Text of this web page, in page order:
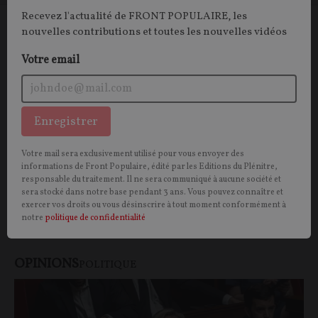
Le monde tel qu'il va… ou pas ! – la revue
de presse de Michel Onfray (#202)
Michel ONFRAY
Vous aimerez aussi
Recevez l'actualité de FRONT POPULAIRE, les
nouvelles contributions et toutes les nouvelles vidéos
Votre email
Enregistrer
Votre mail sera exclusivement utilisé pour vous envoyer des
informations de Front Populaire, édité par les Editions du Plénitre,
responsable du traitement. Il ne sera communiqué à aucune société et
sera stocké dans notre base pendant 3 ans. Vous pouvez connaître et
exercer vos droits ou vous désinscrire à tout moment conformément à
notre politique de confidentialité